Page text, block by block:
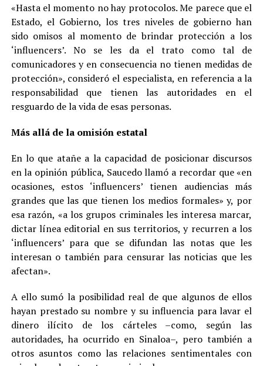
«Hasta el momento no hay protocolos. Me parece que el
Estado, el Gobierno, los tres niveles de gobierno han
sido omisos al momento de brindar protección a los
‘influencers’. No se les da el trato como tal de
comunicadores y en consecuencia no tienen medidas de
protección», consideró el especialista, en referencia a la
responsabilidad que tienen las autoridades en el
resguardo de la vida de esas personas.
Más allá de la omisión estatal
En lo que atañe a la capacidad de posicionar discursos
en la opinión pública, Saucedo llamó a recordar que «en
ocasiones, estos ‘influencers’ tienen audiencias más
grandes que las que tienen los medios formales» y, por
esa razón, «a los grupos criminales les interesa marcar,
dictar línea editorial en sus territorios, y recurren a los
‘influencers’ para que se difundan las notas que les
interesan o también para censurar las noticias que les
afectan».
A ello sumó la posibilidad real de que algunos de ellos
hayan prestado su nombre y su influencia para lavar el
dinero ilícito de los cárteles –como, según las
autoridades, ha ocurrido en Sinaloa–, pero también a
otros asuntos como las relaciones sentimentales con